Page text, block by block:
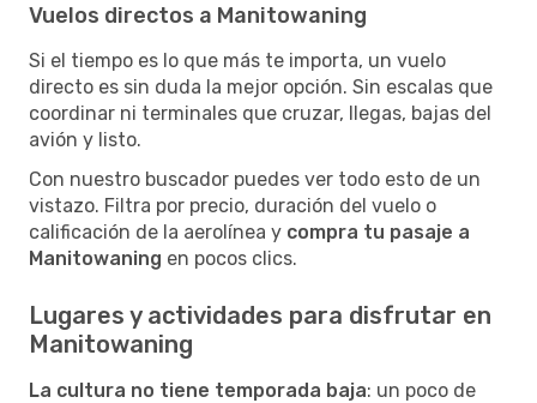
Vuelos directos a Manitowaning
Si el tiempo es lo que más te importa, un vuelo
directo es sin duda la mejor opción. Sin escalas que
coordinar ni terminales que cruzar, llegas, bajas del
avión y listo.
Con nuestro buscador puedes ver todo esto de un
vistazo. Filtra por precio, duración del vuelo o
calificación de la aerolínea y compra tu pasaje a
Manitowaning en pocos clics.
Lugares y actividades para disfrutar en
Manitowaning
La cultura no tiene temporada baja: un poco de